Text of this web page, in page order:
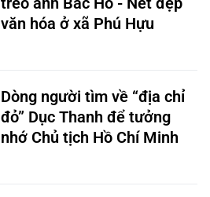
văn hóa ở xã Phú Hựu
Dòng người tìm về “địa chỉ
đỏ” Dục Thanh để tưởng
nhớ Chủ tịch Hồ Chí Minh